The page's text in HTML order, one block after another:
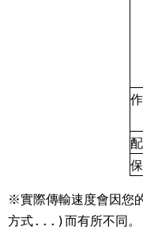
※實際傳輸速度會因
方式...)而有所不同。